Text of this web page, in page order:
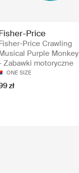
Price
Price Crawling
Purple Monkey
Zabawki motoryczne
ONE SIZE
zł